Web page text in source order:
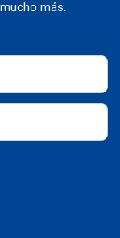
más.